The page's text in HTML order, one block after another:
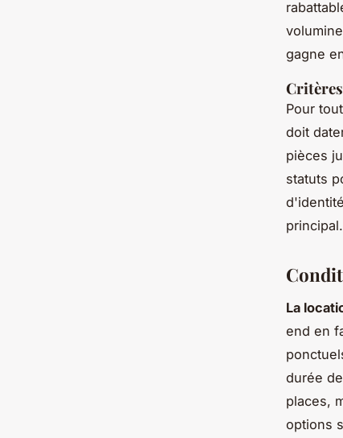
gagne
Pour
doit
pièces
statuts
principal.
La
end en
durée
places,
options